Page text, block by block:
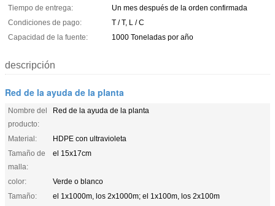
Tiempo de entrega:
Un mes después de la orden confirmada
Condiciones de pago:
T / T, L / C
Capacidad de la fuente:
1000 Toneladas por año
descripción
Red de la ayuda de la planta
Nombre del
producto:
Red de la ayuda de la planta
Material:
HDPE con ultravioleta
Tamaño de
malla:
el 15x17cm
color:
Verde o blanco
Tamaño:
el 1x1000m, los 2x1000m; el 1x100m, los 2x100m